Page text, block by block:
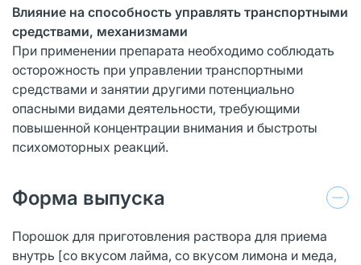
Влияние на способность управлять транспортными
средствами, механизмами
При применении препарата необходимо соблюдать
осторожность при управлении транспортными
средствами и занятии другими потенциально
опасными видами деятельности, требующими
повышенной концентрации внимания и быстроты
психомоторных реакций.
Форма выпуска
Порошок для приготовления раствора для приема
внутрь [со вкусом лайма, со вкусом лимона и меда,